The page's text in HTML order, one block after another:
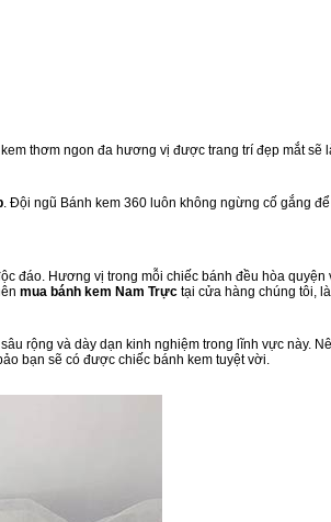
thơm ngon đa hương vị được trang trí đẹp mắt sẽ
. Đội ngũ Bánh kem 360 luôn không ngừng cố gắng
đáo. Hương vị trong mỗi chiếc bánh đều hòa quyện
mua bánh kem Nam Trực tại cửa hàng chúng tôi,
rộng và dày dạn kinh nghiệm trong lĩnh vực này.
bạn sẽ có được chiếc bánh kem tuyệt vời.